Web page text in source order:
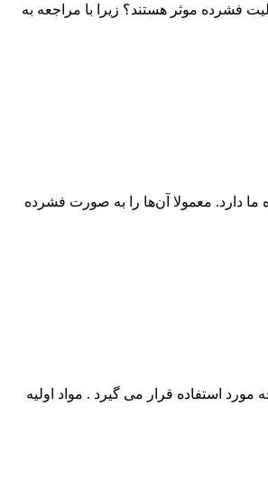
فشرده موثر هستند؟ زیرا با مراجعه به
ما دارد. معمولا آن‌ها را به صورت فشرده
استفاده قرار می گیرد . مواد اولیه